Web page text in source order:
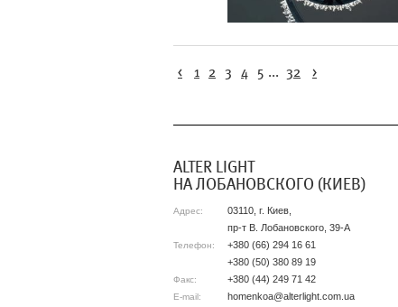
< 1 2 3 4 5 ... 32 >
АLTER LIGHT
НА ЛОБАНОВСКОГО (КИЕВ)
Адрес:
03110, г. Киев,
пр-т В. Лобановского, 39-А
Телефон:
+380 (66) 294 16 61
+380 (50) 380 89 19
Факс: +380 (44) 249 71 42
E-mail: homenkoa@alterlight.com.ua